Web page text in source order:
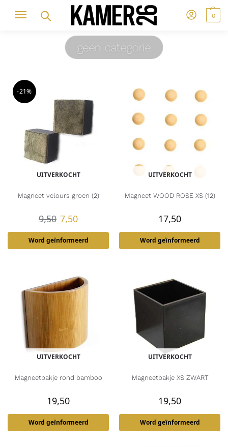
0
geen categorie
-21%
UITVERKOCHT
Magneet velours groen (2)
9,50 7,50
Word geïnformeerd
UITVERKOCHT
Magneet WOOD ROSE XS (12)
17,50
Word geïnformeerd
UITVERKOCHT
Magneetbakje rond bamboo
19,50
Word geïnformeerd
UITVERKOCHT
Magneetbakje XS ZWART
19,50
Word geïnformeerd